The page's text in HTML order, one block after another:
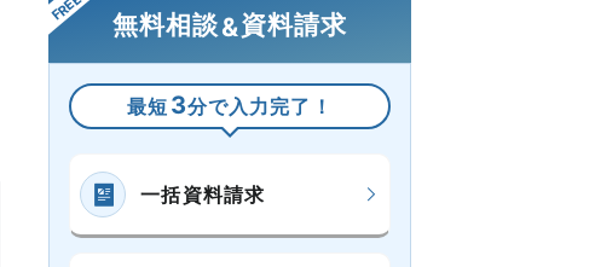
無料相談&資料請求
最短3分で入力完了！
一括資料請求